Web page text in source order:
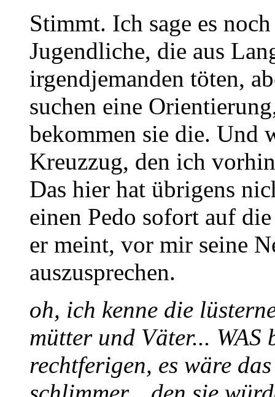
Stimmt. Ich sage es
Jugendliche, die aus
irgendjemanden töten,
suchen eine
bekommen sie die. Und
Kreuzzug, den ich
Das hier hat übrigens
einen Pedo sofort auf
er meint, vor mir seine
auszusprechen.
oh, ich kenne die
mütter und Väter... WAS
rechtferigen, es wäre